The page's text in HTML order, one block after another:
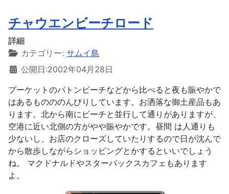
チャウエンビーチロード
詳細
カテゴリー: サムイ島
公開日:2002年04月28日
プーケットのパトンビーチなどから比べると夜も賑やかで
はあるものののんびりしています。お洒落な御土産品もあ
ります。北から南にビーチと並行して通りがありますが、
空港に近い北側の方がやや賑やかです。昼間 は人通りも
少ないし、お店のクローズしていたりするので日が沈んで
から散歩しながらショッピングとかするといいでしょう
ね。 マクドナルドやスターバックスカフェもあります
よ。